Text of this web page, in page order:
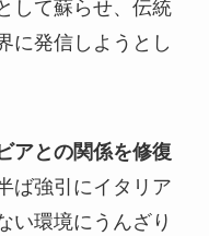
して蘇らせ、伝統
に発信しようとし
アとの関係を修復
ば強引にイタリア
い環境にうんざり